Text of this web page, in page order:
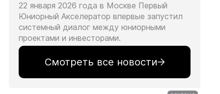
22 января 2026 года в Москве Первый
Юниорный Акселератор впервые запустил
системный диалог между юниорными
проектами и инвесторами.
Смотреть все новости